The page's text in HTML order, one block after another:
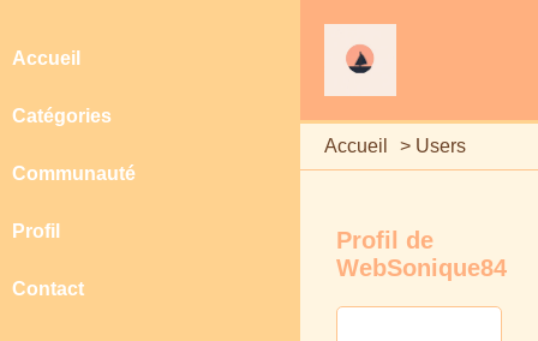
Accueil > Users
Accueil
Catégories
Communauté
Profil
Contact
Profil de
WebSonique84